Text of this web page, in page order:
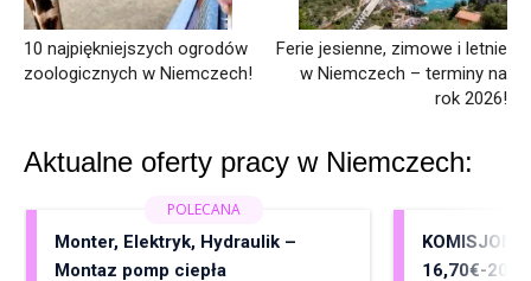
10 najpiękniejszych ogrodów
zoologicznych w Niemczech!
Ferie jesienne, zimowe i letnie
w Niemczech – terminy na
rok 2026!
Aktualne oferty pracy w Niemczech:
Monter, Elektryk, Hydraulik –
Montaz pomp ciepła
16,70€-